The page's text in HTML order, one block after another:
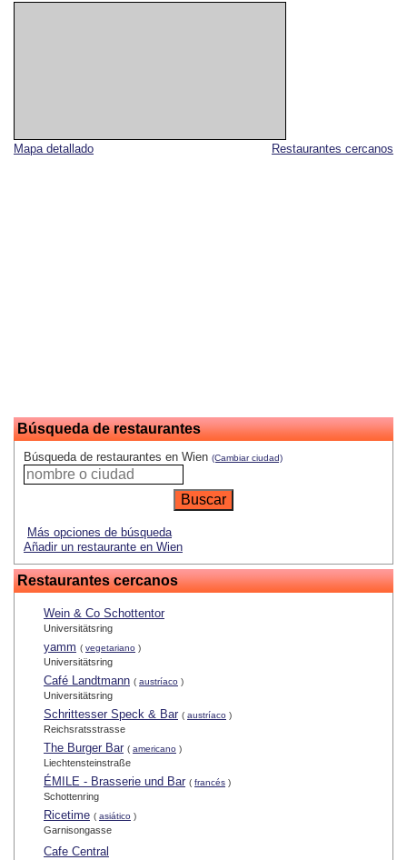
Restaurantes cercanos
Mapa detallado
Búsqueda de restaurantes
Búsqueda de restaurantes en Wien (Cambiar ciudad)
Más opciones de búsqueda
Añadir un restaurante en Wien
Restaurantes cercanos
Wein & Co Schottentor
Universitätsring
yamm ( vegetariano )
Universitätsring
Café Landtmann ( austríaco )
Universitätsring
Schrittesser Speck & Bar ( austríaco )
Reichsratsstrasse
The Burger Bar ( americano )
Liechtensteinstraße
ÉMILE - Brasserie und Bar ( francés )
Schottenring
Ricetime ( asiático )
Garnisongasse
Cafe Central